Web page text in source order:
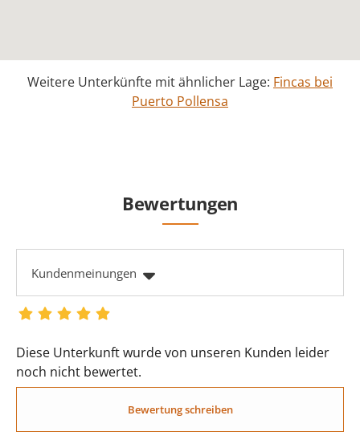
Weitere Unterkünfte mit ähnlicher Lage: Fincas bei
Puerto Pollensa
Bewertungen
Kundenmeinungen
Diese Unterkunft wurde von unseren Kunden leider
noch nicht bewertet.
Bewertung schreiben